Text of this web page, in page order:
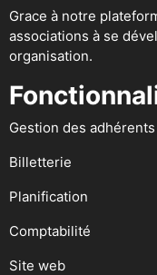
Grace à notre
associations à se
organisation.
Gestion des adhérents
Billetterie
Planification
Comptabilité
Site web